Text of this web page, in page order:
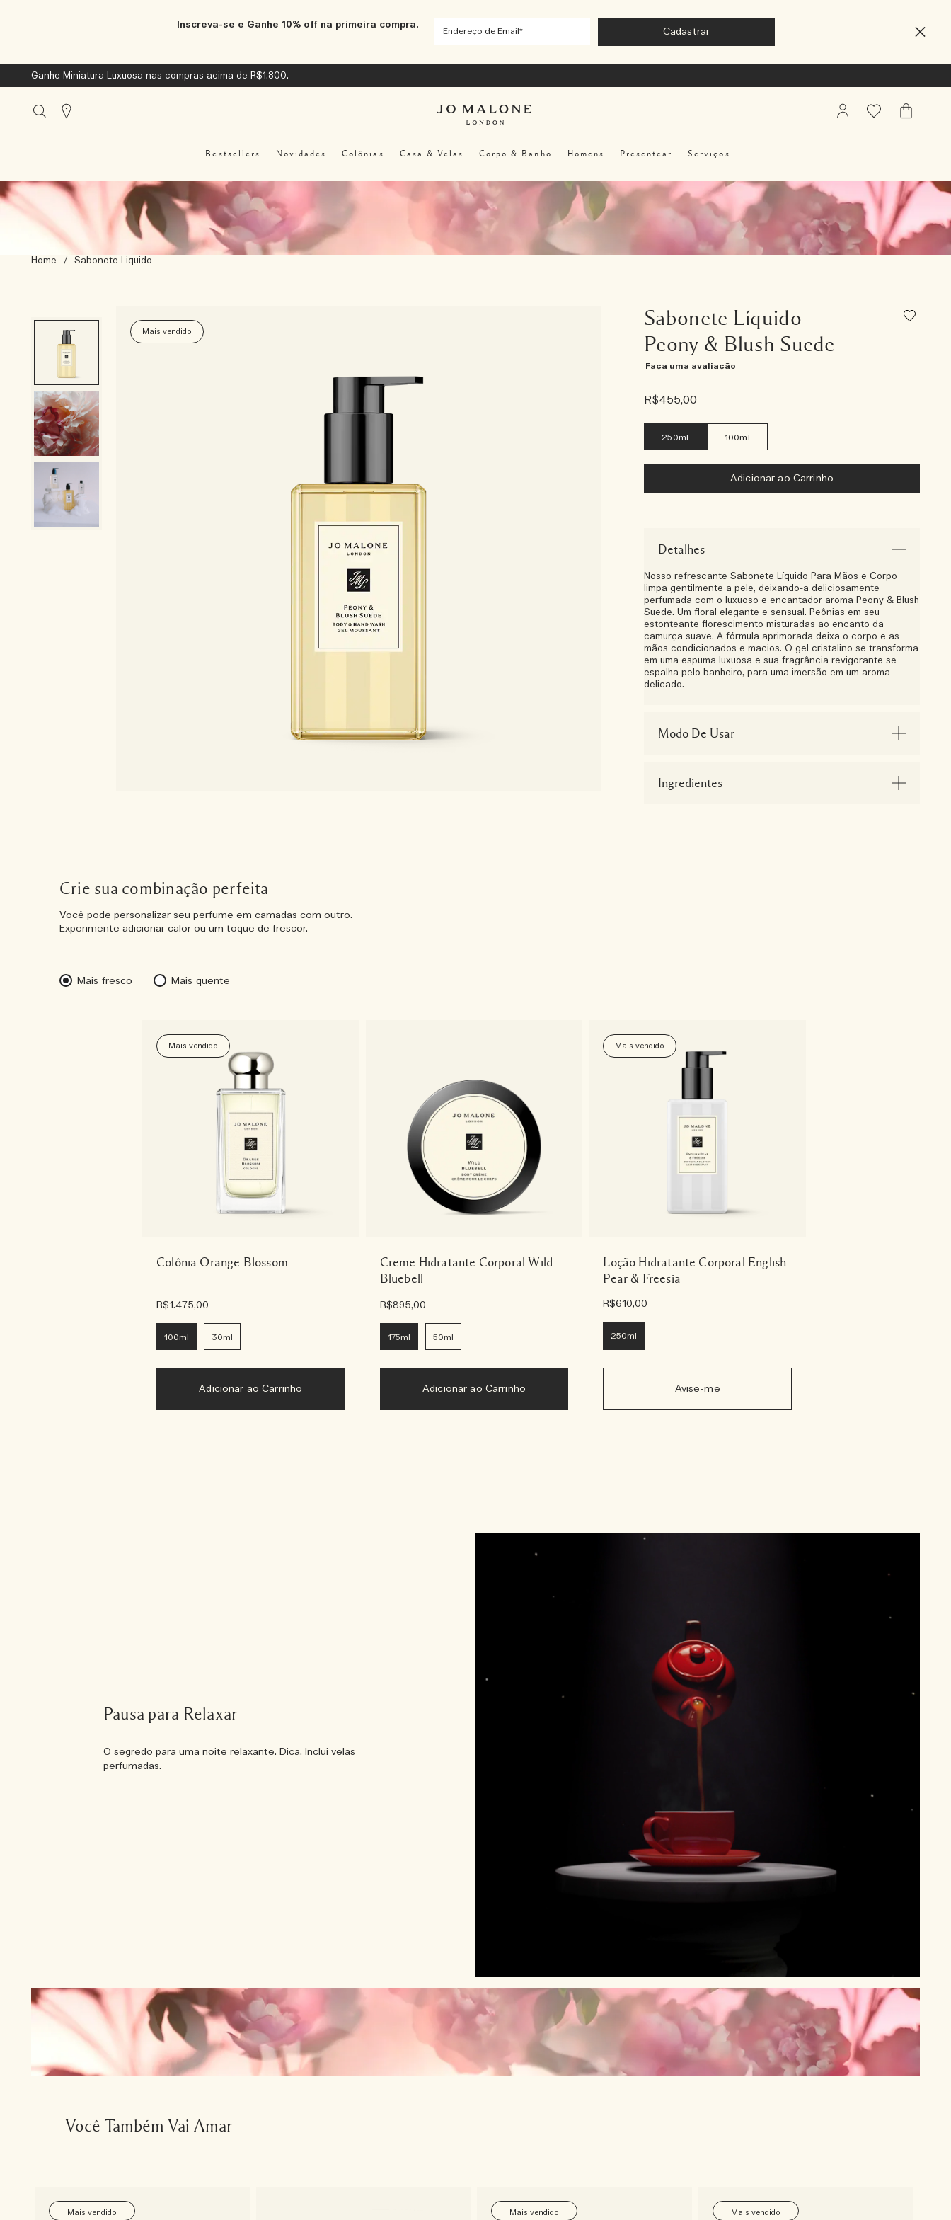
Inscreva-se e Ganhe 10% off na primeira compra.
Ganhe Miniatura Luxuosa nas compras acima de R$1.800.
Bestsellers Novidades Colônias Casa & Velas Corpo & Banho Homens Presentear Serviços
Stores
My
FavoritosMeu
Home / Sabonete Liquido
Mais vendido
Sabonete Líquido
Peony & Blush Suede
Faça uma avaliação
R$455,00
250ml 100ml
Adicionar ao Carrinho
Detalhes
Nosso refrescante Sabonete Líquido Para Mãos e Corpo
limpa gentilmente a pele, deixando-a deliciosamente
perfumada com o luxuoso e encantador aroma Peony & Blush
Suede. Um floral elegante e sensual. Peônias em seu
estonteante florescimento misturadas ao encanto da
camurça suave. A fórmula aprimorada deixa o corpo e as
mãos condicionados e macios. O gel cristalino se transforma
em uma espuma luxuosa e sua fragrância revigorante se
espalha pelo banheiro, para uma imersão em um aroma
delicado.
Modo De Usar
Ingredientes
Crie sua combinação perfeita
Você pode personalizar seu perfume em camadas com outro.
Experimente adicionar calor ou um toque de frescor.
Mais fresco Mais quente
Mais vendido
Colônia Orange Blossom
R$1.475,00
100ml 30ml
Adicionar ao Carrinho
Creme Hidratante Corporal Wild
Bluebell
R$895,00
175ml 50ml
Adicionar ao Carrinho
Mais vendido
Loção Hidratante Corporal English
Pear & Freesia
R$610,00
250ml
Avise-me
Pausa para Relaxar
O segredo para uma noite relaxante. Dica. Inclui velas
perfumadas.
Você Também Vai Amar
Mais vendido Mais vendido Mais vendido